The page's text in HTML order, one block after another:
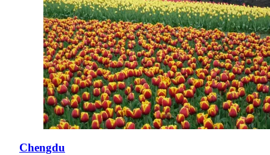
Chengdu